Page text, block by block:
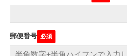
郵便番号